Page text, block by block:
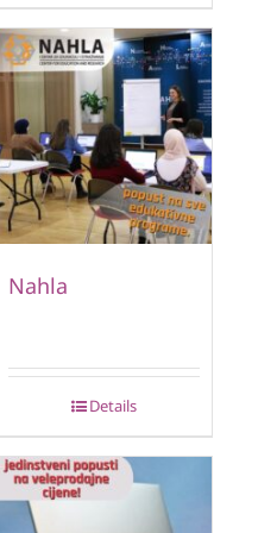
Nahla
Details